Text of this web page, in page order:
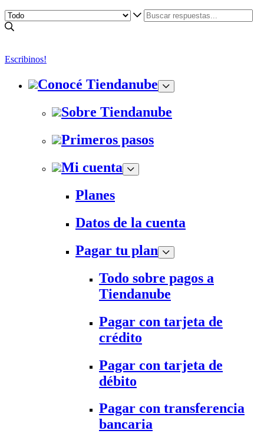
Escribinos!
Conocé Tiendanube
Sobre Tiendanube
Primeros pasos
Mi cuenta
Planes
Datos de la cuenta
Pagar tu plan
Todo sobre pagos a
Tiendanube
Pagar con tarjeta de
crédito
Pagar con tarjeta de
débito
Pagar con transferencia
bancaria